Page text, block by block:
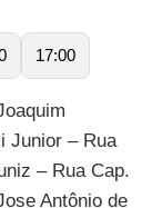
17:00
Junior – Rua
– Rua Cap.
Antônio de